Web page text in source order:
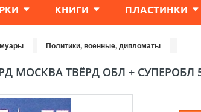
КНИГИ ПЛАСТИНКИ
Политики, военные, дипломаты
МОСКВА ТВЁРД ОБЛ + СУПЕРОБЛ